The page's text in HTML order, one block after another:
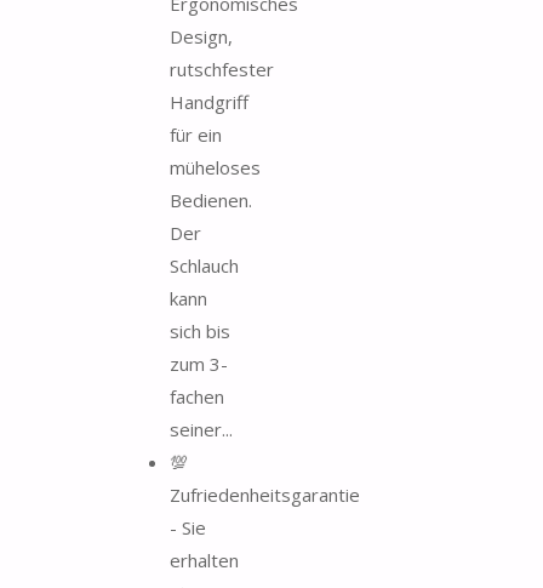
Design,
rutschfester
Handgriff
für ein
müheloses
Bedienen.
Der
Schlauch
kann
sich bis
zum 3-
fachen
seiner...
💯
Zufriedenheitsgarantie
- Sie
erhalten